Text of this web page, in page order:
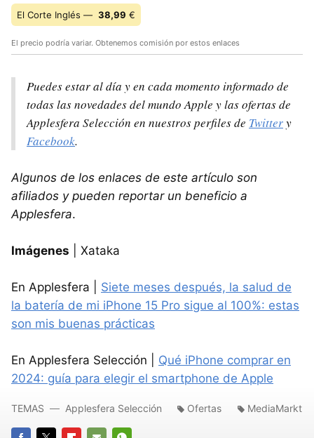
El Corte Inglés — 38,99 €
El precio podría variar. Obtenemos comisión por estos enlaces
Puedes estar al día y en cada momento informado de
todas las novedades del mundo Apple y las ofertas de
Applesfera Selección en nuestros perfiles de Twittery
Facebook.
Algunos de los enlaces de este artículo son
afiliados y pueden reportar un beneficio a
Applesfera.
Imágenes | Xataka
En Applesfera | Siete meses después, la salud de
la batería de mi iPhone 15 Pro sigue al 100%: estas
son mis buenas prácticas
En Applesfera Selección | Qué iPhone comprar en
2024: guía para elegir el smartphone de Apple
TEMAS Applesfera Selección Ofertas MediaMarkt